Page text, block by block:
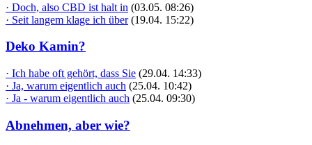
· Doch, also CBD ist halt in (03.05. 08:26)
· Seit langem klage ich über (19.04. 15:22)
Deko Kamin?
· Ich habe oft gehört, dass Sie (29.04. 14:33)
· Ja, warum eigentlich auch (25.04. 10:42)
· Ja - warum eigentlich auch (25.04. 09:30)
Abnehmen, aber wie?